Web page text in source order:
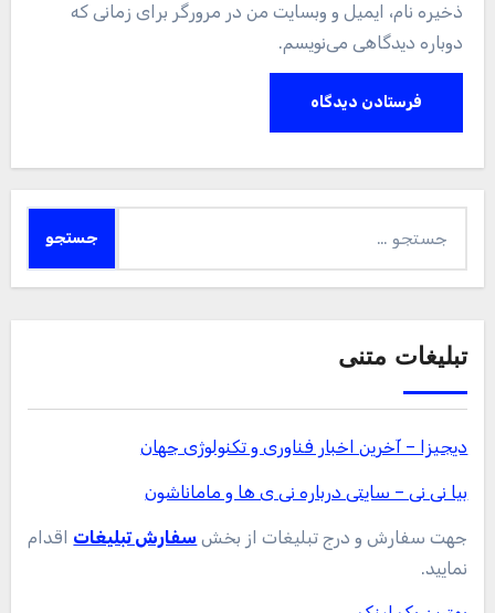
ذخیره نام، ایمیل و وبسایت من در مرورگر برای زمانی که
دوباره دیدگاهی می‌نویسم.
برای:
تبلیغات متنی
دیجیزا – آخرین اخبار فناوری و تکنولوژی جهان
بیا نی نی – سایتی درباره نی ی ها و ماماناشون
جهت سفارش و درج تبلیغات از بخش سفارش تبلیغات اقدام
نمایید.